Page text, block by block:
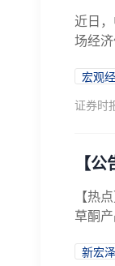
近日
场经
宏观
证券时
【
【热
草酮
新宏泽